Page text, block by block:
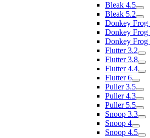
Bleak 4.5
Bleak 5.2
Donkey Frog
Donkey Frog
Donkey Frog
Flutter 3.2
Flutter 3.8
Flutter 4.4
Flutter 6
Puller 3.5
Puller 4.3
Puller 5.5
Snoop 3.3
Snoop 4
Snoop 4.5